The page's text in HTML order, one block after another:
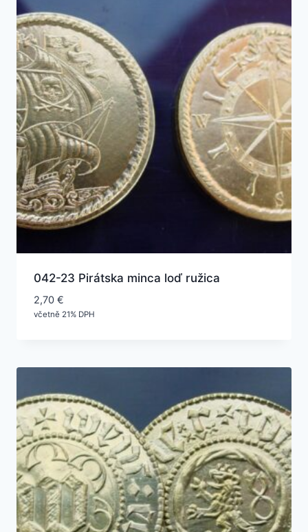
042-23 Pirátska minca loď ružica
2,70 €
včetně 21% DPH